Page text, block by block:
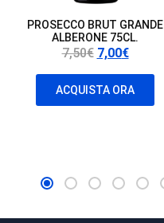
PROSECCO BRUT GRANDE
ALBERONE 75CL.
7,50€ Il
prezzo
originale
era:
7,00€Il
prezzo
attuale
è:
ACQUISTA ORA